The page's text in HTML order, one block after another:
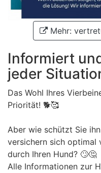
Mehr:
Informiert
jeder
Das Wohl Ihres
Priorität! 🐕🥰
Aber wie schützt Sie
versichern sich optimal
durch Ihren Hund? 🙄🤔
Alle Informationen zur